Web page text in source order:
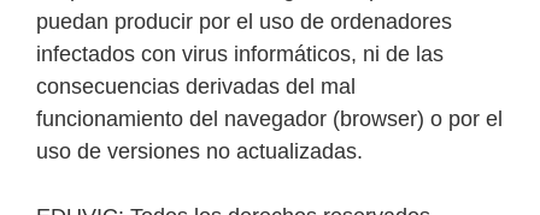
puedan producir por el uso de ordenadores
infectados con virus informáticos, ni de las
consecuencias derivadas del mal
funcionamiento del navegador (browser) o por el
uso de versiones no actualizadas.